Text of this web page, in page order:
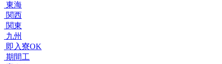
東海
関西
関東
九州
即入寮OK
期間工